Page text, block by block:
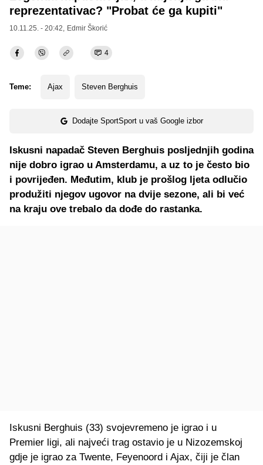
reprezentativac? "Probat će ga kupiti"
10.11.25. - 20:42, Edmir Škorić
4
Teme: Ajax Steven Berghuis
Dodajte SportSport u vaš Google izbor
Iskusni napadač Steven Berghuis posljednjih godina
nije dobro igrao u Amsterdamu, a uz to je često bio
i povrijeđen. Međutim, klub je prošlog ljeta odlučio
produžiti njegov ugovor na dvije sezone, ali bi već
na kraju ove trebalo da dođe do rastanka.
Iskusni Berghuis (33) svojevremeno je igrao i u
Premier ligi, ali najveći trag ostavio je u Nizozemskoj
gdje je igrao za Twente, Feyenoord i Ajax, čiji je član